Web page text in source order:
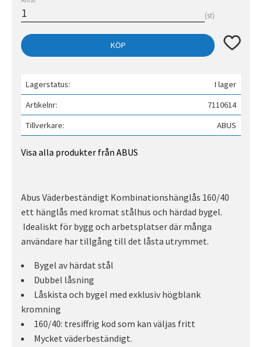
st
KÖP Lägg till
Lagerstatus
I lager
Artikelnr
7110614
Tillverkare
ABUS
Visa alla produkter från ABUS
Abus Väderbeständigt Kombinationshänglås 160/40
ett hänglås med kromat stålhus och härdad bygel.
Idealiskt för bygg och arbetsplatser där många
användare har tillgång till det låsta utrymmet.
Bygel av härdat stål
Dubbel låsning
Låskista och bygel med exklusiv högblank
kromning
160/40: tresiffrig kod som kan väljas fritt
Mycket väderbeständigt.